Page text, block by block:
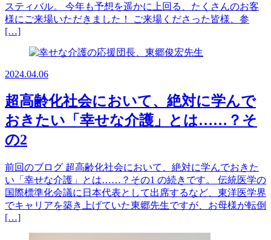
スティバル。 今年も予想を遥かに上回る、たくさんのお客
様にご来場いただきました！ ご来場くださった皆様、参
[…]
2024.04.06
超高齢化社会において、絶対に学んで
おきたい「幸せな介護」とは……？そ
の2
前回のブログ 超高齢化社会において、絶対に学んでおきた
い「幸せな介護」とは……？その1 の続きです。 伝統医学の
国際標準化会議に日本代表として出席するなど、東洋医学界
でキャリアを築き上げていた東郷先生ですが、お母様が転倒
[…]